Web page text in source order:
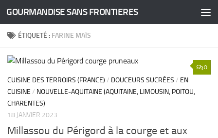
Skip to content
GOURMANDISE SANS FRONTIERES
ÉTIQUETÉ : FARINE MAÏS
0
CUISINE DES TERROIRS (FRANCE) / DOUCEURS SUCRÉES / EN
CUISINE / NOUVELLE-AQUITAINE (AQUITAINE, LIMOUSIN, POITOU,
CHARENTES)
18 JANVIER 2023
Millassou du Périgord à la courge et aux